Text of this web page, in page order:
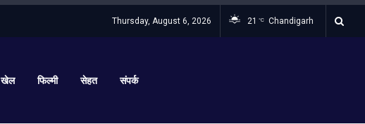
Thursday, August 6, 2026 21 °C Chandigarh
खेल फिल्मी सेहत संपर्क